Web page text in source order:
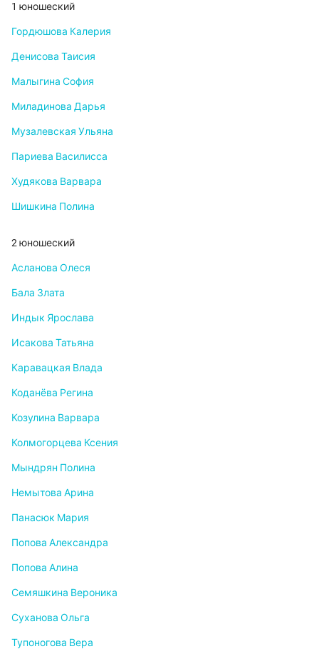
1 юношеский
Гордюшова Калерия
Денисова Таисия
Малыгина София
Миладинова Дарья
Музалевская Ульяна
Париева Василисса
Худякова Варвара
Шишкина Полина
2 юношеский
Асланова Олеся
Бала Злата
Индык Ярослава
Исакова Татьяна
Каравацкая Влада
Коданёва Регина
Козулина Варвара
Колмогорцева Ксения
Мындрян Полина
Немытова Арина
Панасюк Мария
Попова Александра
Попова Алина
Семяшкина Вероника
Суханова Ольга
Тупоногова Вера